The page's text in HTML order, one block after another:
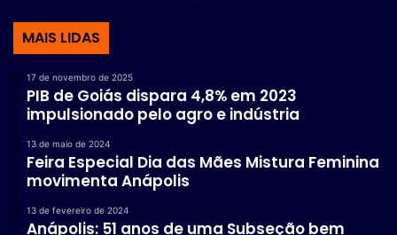
MAIS LIDAS
17 de novembro de 2025
PIB de Goiás dispara 4,8% em 2023
impulsionado pelo agro e indústria
13 de maio de 2024
Feira Especial Dia das Mães Mistura Feminina
movimenta Anápolis
13 de fevereiro de 2024
Anápolis: 51 anos de uma Subseção bem